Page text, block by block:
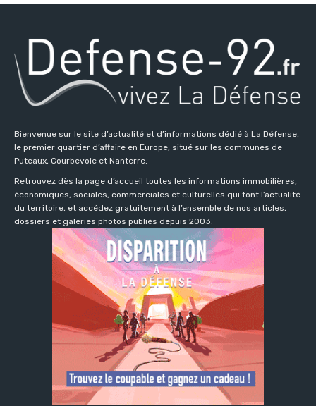
Bienvenue sur le site d’actualité et d’informations dédié à La Défense,
le premier quartier d’affaire en Europe, situé sur les communes de
Puteaux, Courbevoie et Nanterre.
Retrouvez dès la page d’accueil toutes les informations immobilières,
économiques, sociales, commerciales et culturelles qui font l’actualité
du territoire, et accédez gratuitement à l’ensemble de nos articles,
dossiers et galeries photos publiés depuis 2003.